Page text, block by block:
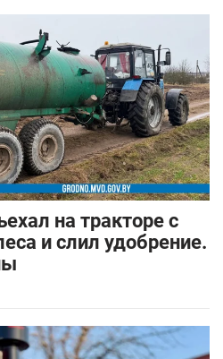
на тракторе с
и слил удобрение.